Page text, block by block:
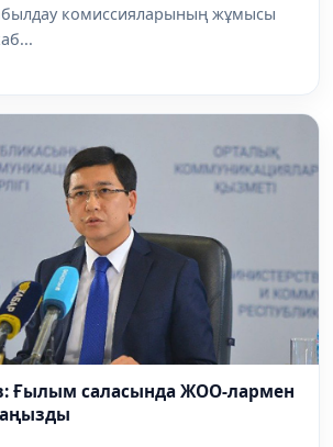
комиссияларының жұмысы
Ғылым саласында ЖОО-лармен